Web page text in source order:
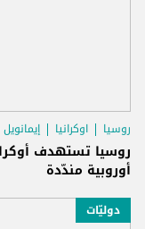
روسيا اوكرانيا
روسيا تستهدف
أوروبية مندّدة
دوليّات